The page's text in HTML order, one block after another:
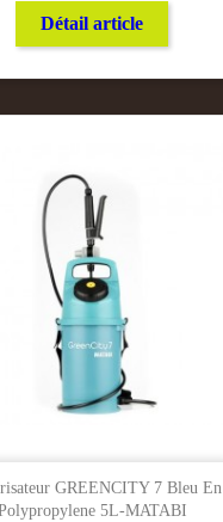
Détail article
GREENCITY 7 Bleu En
5L-MATABI